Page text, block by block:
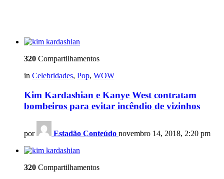
320 Compartilhamentos
in Celebridades, Pop, WOW
Kim Kardashian e Kanye West contratam
bombeiros para evitar incêndio de vizinhos
por Estadão Conteúdo novembro 14, 2018, 2:20 pm
320 Compartilhamentos